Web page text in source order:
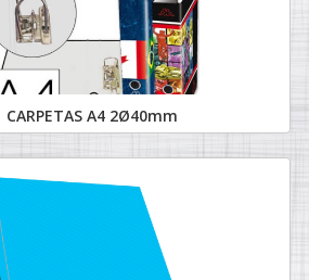
CARPETAS A4 2Ø40mm